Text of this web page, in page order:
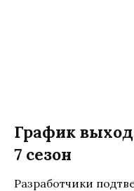
График
7 сезон
Разработчики